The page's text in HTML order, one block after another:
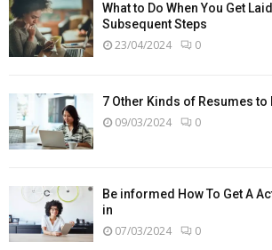
What to Do When You Get
Subsequent Steps
23/04/2024 0
7 Other Kinds of Resumes to
09/03/2024 0
Be informed How To Get A
in
07/03/2024 0